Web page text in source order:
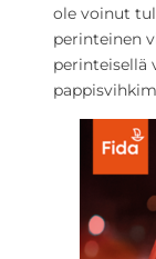
ole voinut
perinteinen
perinteisellä